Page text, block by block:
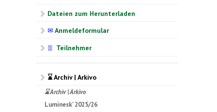
Dateien zum Herunterladen
✉ Anmeldeformular
☰ Teilnehmer
⌛ Archiv | Arkivo
⌛ Archiv | Arkivo
Luminesk' 2025/26